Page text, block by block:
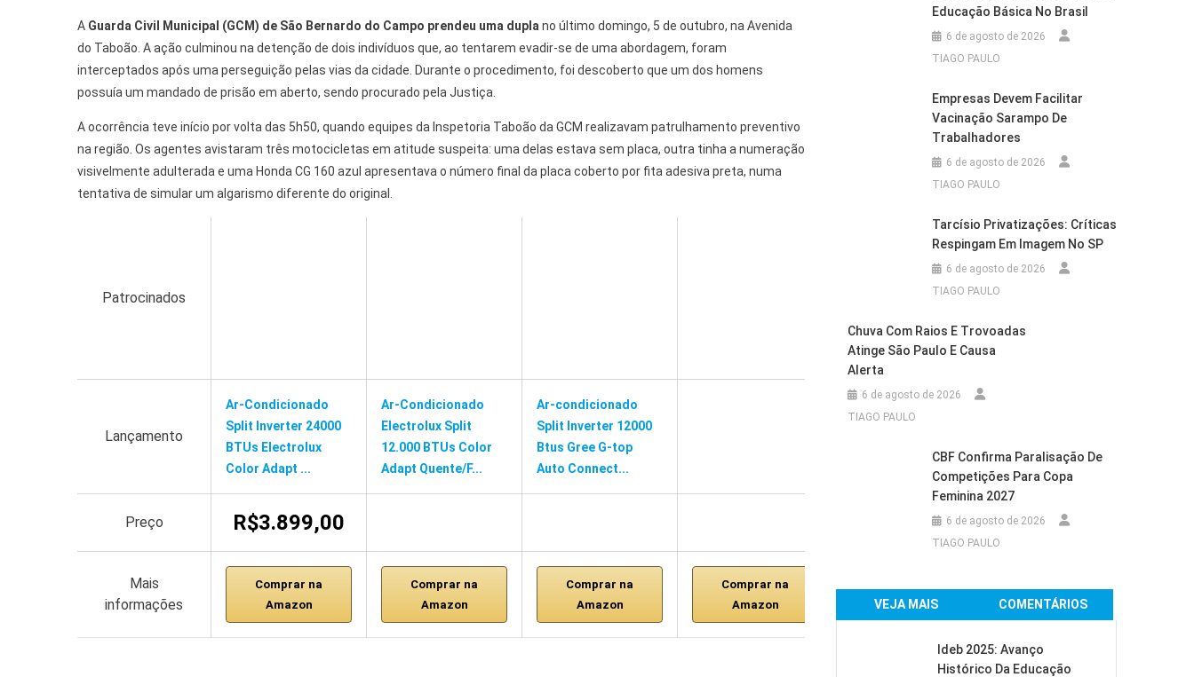
A Guarda Civil Municipal (GCM) de São Bernardo do Campo prendeu uma dupla no último domingo, 5 de outubro, na Avenida
do Taboão. A ação culminou na detenção de dois indivíduos que, ao tentarem evadir-se de uma abordagem, foram
interceptados após uma perseguição pelas vias da cidade. Durante o procedimento, foi descoberto que um dos homens
possuía um mandado de prisão em aberto, sendo procurado pela Justiça.
A ocorrência teve início por volta das 5h50, quando equipes da Inspetoria Taboão da GCM realizavam patrulhamento preventivo
na região. Os agentes avistaram três motocicletas em atitude suspeita: uma delas estava sem placa, outra tinha a numeração
visivelmente adulterada e uma Honda CG 160 azul apresentava o número final da placa coberto por fita adesiva preta, numa
tentativa de simular um algarismo diferente do original.
Patrocinados
Lançamento
Ar-Condicionado
Split Inverter 24000
BTUs Electrolux
Color Adapt ...
Ar-Condicionado
Electrolux Split
12.000 BTUs Color
Adapt Quente/F...
Ar-condicionado
Split Inverter 12000
Btus Gree G-top
Auto Connect...
Ar-Condicionado
Adapt Frio com...
Preço R$3.899,00 R$3.139,00
Mais
informações
Comprar na
Amazon
Comprar na
Amazon
Comprar na
Amazon
Comprar na
Amazon
Amazon
Amazon
Educação Básica No Brasil
6 de agosto de 2026
TIAGO PAULO
Empresas Devem Facilitar
Vacinação Sarampo De
Trabalhadores
6 de agosto de 2026
TIAGO PAULO
Tarcísio Privatizações: Críticas
Respingam Em Imagem No SP
6 de agosto de 2026
TIAGO PAULO
Chuva Com Raios E Trovoadas
Atinge São Paulo E Causa
Alerta
6 de agosto de 2026
TIAGO PAULO
CBF Confirma Paralisação De
Competições Para Copa
Feminina 2027
6 de agosto de 2026
TIAGO PAULO
VEJA MAIS COMENTÁRIOS
Ideb 2025: Avanço
Histórico Da Educação